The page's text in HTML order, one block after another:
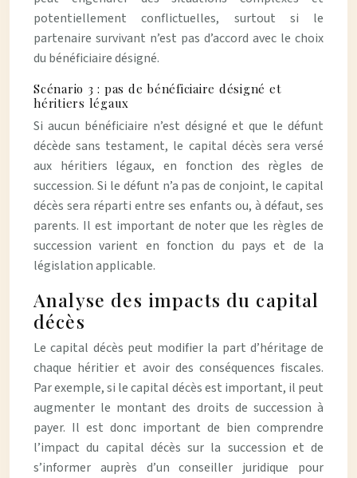
potentiellement conflictuelles, surtout si le
partenaire survivant n’est pas d’accord avec le choix
du bénéficiaire désigné.
Scénario 3 : pas de bénéficiaire désigné et
héritiers légaux
Si aucun bénéficiaire n’est désigné et que le défunt
décède sans testament, le capital décès sera versé
aux héritiers légaux, en fonction des règles de
succession. Si le défunt n’a pas de conjoint, le capital
décès sera réparti entre ses enfants ou, à défaut, ses
parents. Il est important de noter que les règles de
succession varient en fonction du pays et de la
législation applicable.
Analyse des impacts du capital
décès
Le capital décès peut modifier la part d’héritage de
chaque héritier et avoir des conséquences fiscales.
Par exemple, si le capital décès est important, il peut
augmenter le montant des droits de succession à
payer. Il est donc important de bien comprendre
l’impact du capital décès sur la succession et de
s’informer auprès d’un conseiller juridique pour